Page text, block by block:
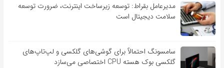
مدیرعامل بقراط: توسعه زیرساخت اینترنت، ضرورت توسعه
سلامت دیجیتال است
سامسونگ احتمالاً برای گوشی‌های گلکسی و لپ‌تاپ‌های
گلکسی بوک هسته CPU اختصاصی می‌سازد